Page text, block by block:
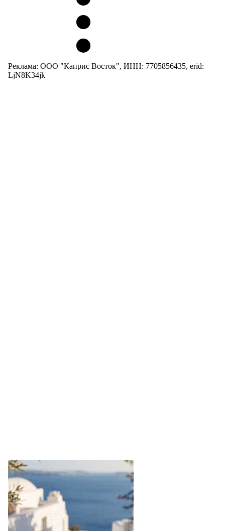
Реклама: ООО "Каприс Восток", ИНН: 7705856435, erid:
LjN8K34jk